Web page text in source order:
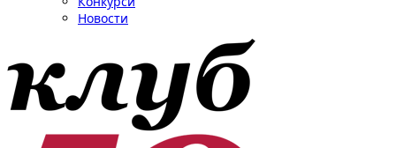
Новости